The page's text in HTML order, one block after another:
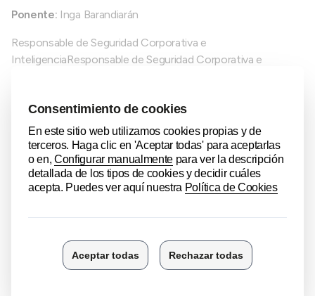
Ponente: Inga Barandiarán
Responsable de Seguridad Corporativa e
InteligenciaResponsable de Seguridad Corporativa e
Cybertix Simulation Technologies